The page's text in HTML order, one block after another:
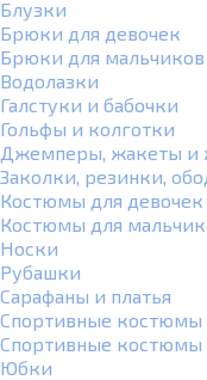
Блузки
Брюки для девочек
Брюки для мальчиков
Водолазки
Галстуки и бабочки
Гольфы и колготки
Джемперы, жакеты и
Заколки, резинки,
Костюмы для девочек
Костюмы для
Носки
Рубашки
Сарафаны и платья
Спортивные костюмы
Спортивные костюмы
Юбки